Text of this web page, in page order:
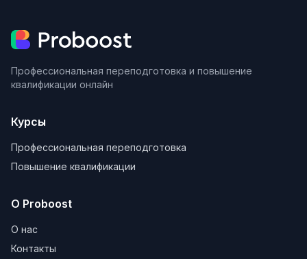
Профессиональная переподготовка и повышение
квалификации онлайн
Курсы
Профессиональная переподготовка
Повышение квалификации
О Proboost
О нас
Контакты